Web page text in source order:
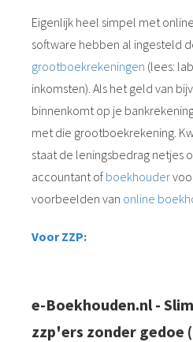
Eigenlijk heel simpel met online
software hebben al ingesteld
grootboekrekeningen (lees:
inkomsten). Als het geld van
binnenkomt op je
met die grootboekrekening.
staat de leningsbedrag netjes
accountant of boekhouder
voorbeelden van online
Voor ZZP:
e-Boekhouden.nl -
zzp'ers zonder gedoe